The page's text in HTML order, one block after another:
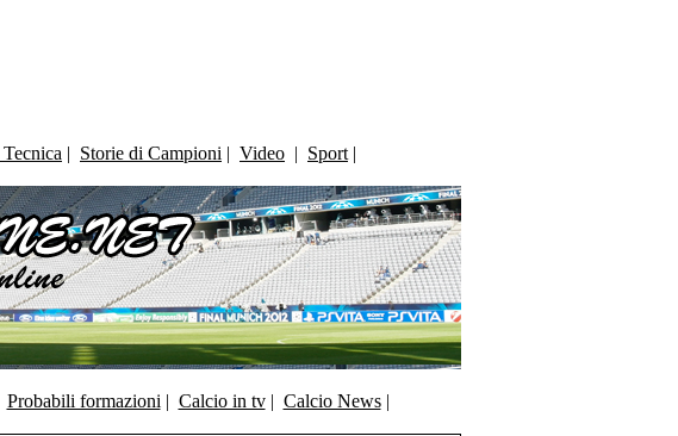
| Storie di Campioni | Video | Sport |
Probabili formazioni | Calcio in tv| Calcio News|